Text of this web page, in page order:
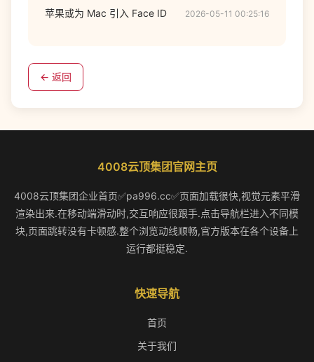
苹果或为 Mac 引入 Face ID 2026-05-11 00:25:16
← 返回
4008云顶集团官网主页
4008云顶集团企业首页✅pa996.cc✅页面加载很快,视觉元素平滑
渲染出来.在移动端滑动时,交互响应很跟手.点击导航栏进入不同模
块,页面跳转没有卡顿感.整个浏览动线顺畅,官方版本在各个设备上
运行都挺稳定.
快速导航
首页
关于我们